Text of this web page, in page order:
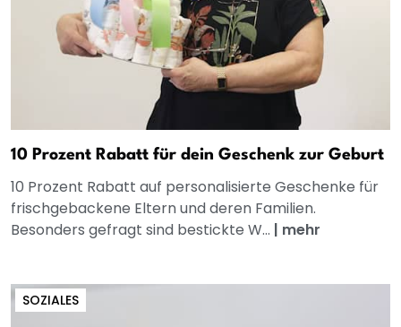
10 Prozent Rabatt für dein Geschenk zur Geburt
10 Prozent Rabatt auf personalisierte Geschenke für
frischgebackene Eltern und deren Familien.
Besonders gefragt sind bestickte W... | mehr
SOZIALES